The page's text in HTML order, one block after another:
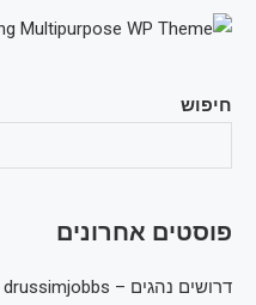
חיפוש
פוסטים אחרונים